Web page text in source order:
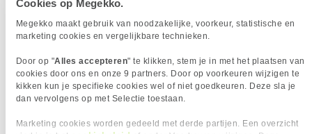
Cookies op Megekko.
Megekko maakt gebruik van noodzakelijke, voorkeur, statistische en
marketing cookies en vergelijkbare technieken.
Door op "Alles accepteren" te klikken, stem je in met het plaatsen van
cookies door ons en onze 9 partners. Door op voorkeuren wijzigen te
kikken kun je specifieke cookies wel of niet goedkeuren. Deze sla je
dan vervolgens op met Selectie toestaan.
Marketing cookies worden gedeeld met derde partijen. Een overzicht
Bezorgadres is gelijk aan factuuradres
Bezorging op alternatief adres
Afhalen op PostNL afhaalpunt
Afhalen in Megekko Shop te Breda